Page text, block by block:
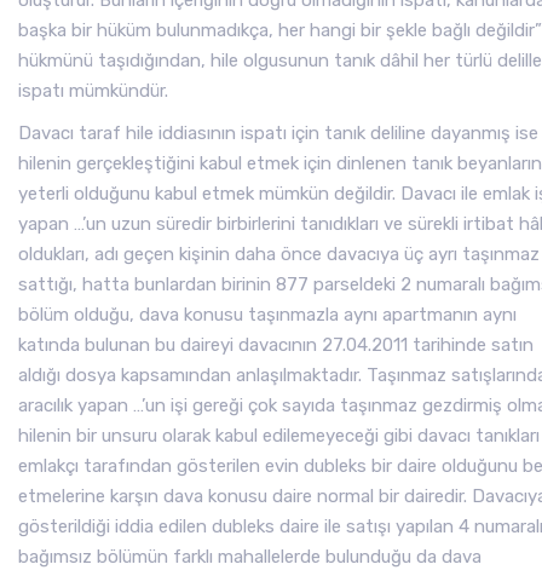
başka bir hüküm bulunmadıkça, her hangi bir şekle bağlı değildir”
hükmünü taşıdığından, hile olgusunun tanık dâhil her türlü delille
ispatı mümkündür.
Davacı taraf hile iddiasının ispatı için tanık deliline dayanmış
hilenin gerçekleştiğini kabul etmek için dinlenen tanık
yeterli olduğunu kabul etmek mümkün değildir. Davacı ile emlak
yapan …’un uzun süredir birbirlerini tanıdıkları ve sürekli irtibat
oldukları, adı geçen kişinin daha önce davacıya üç ayrı taşınmaz
sattığı, hatta bunlardan birinin 877 parseldeki 2 numaralı
bölüm olduğu, dava konusu taşınmazla aynı apartmanın aynı
katında bulunan bu daireyi davacının 27.04.2011 tarihinde satın
aldığı dosya kapsamından anlaşılmaktadır. Taşınmaz
aracılık yapan …’un işi gereği çok sayıda taşınmaz gezdirmiş
hilenin bir unsuru olarak kabul edilemeyeceği gibi davacı tanıkları
emlakçı tarafından gösterilen evin dubleks bir daire olduğunu
etmelerine karşın dava konusu daire normal bir dairedir.
gösterildiği iddia edilen dubleks daire ile satışı yapılan 4 numaralı
bağımsız bölümün farklı mahallelerde bulunduğu da dava